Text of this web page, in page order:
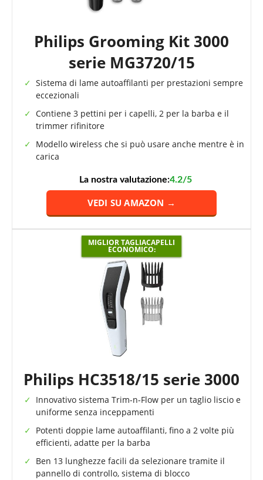
Philips Grooming Kit 3000
serie MG3720/15
Sistema di lame autoaffilanti per prestazioni sempre
eccezionali
Contiene 3 pettini per i capelli, 2 per la barba e il
trimmer rifinitore
Modello wireless che si può usare anche mentre è in
carica
La nostra valutazione:4.2/5
VEDI SU AMAZON →
MIGLIOR TAGLIACAPELLI
ECONOMICO:
Philips HC3518/15 serie 3000
Innovativo sistema Trim-n-Flow per un taglio liscio e
uniforme senza inceppamenti
Potenti doppie lame autoaffilanti, fino a 2 volte più
efficienti, adatte per la barba
Ben 13 lunghezze facili da selezionare tramite il
pannello di controllo, sistema di blocco